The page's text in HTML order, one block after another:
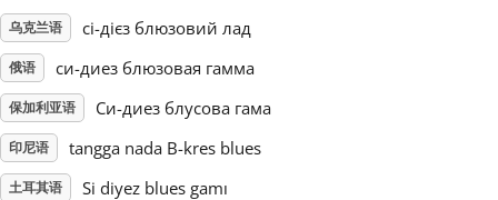
Português
Русский
乌克兰语 сі-дієз блюзовий лад
俄语 си-диез блюзовая гамма
保加利亚语 Си-диез блусова гама
印尼语 tangga nada B-kres blues
土耳其语 Si diyez blues gamı